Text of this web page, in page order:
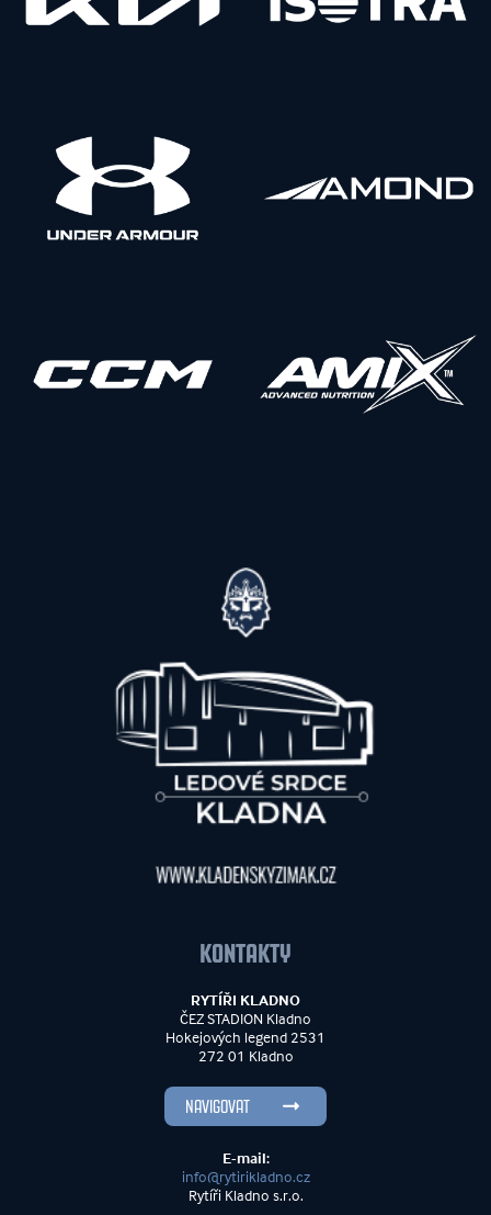
KONTAKTY
RYTÍŘI KLADNO
ČEZ STADION Kladno
Hokejových legend 2531
272 01 Kladno
NAVIGOVAT
E-mail:
info@rytirikladno.cz
Rytíři Kladno s.r.o.